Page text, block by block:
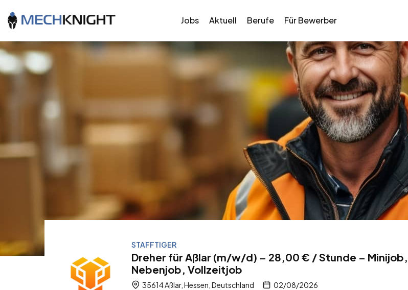
Jobs Aktuell Berufe Für Bewerber
STAFFTIGER
Dreher für Aßlar (m/w/d) – 28,00 € / Stunde – Minijob,
Nebenjob, Vollzeitjob
35614 Aßlar, Hessen, Deutschland 02/08/2026